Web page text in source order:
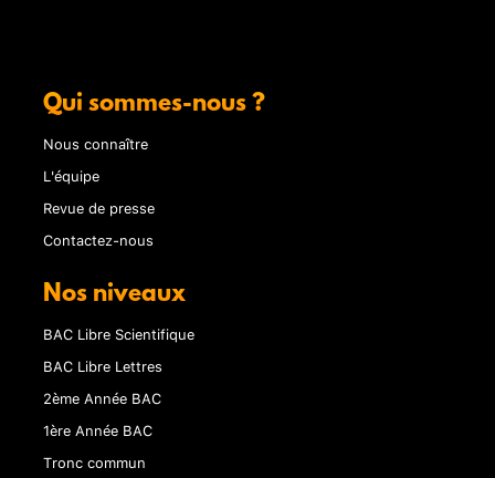
Qui sommes-nous ?
Nous connaître
L'équipe
Revue de presse
Contactez-nous
Nos niveaux
BAC Libre Scientifique
BAC Libre Lettres
2ème Année BAC
1ère Année BAC
Tronc commun